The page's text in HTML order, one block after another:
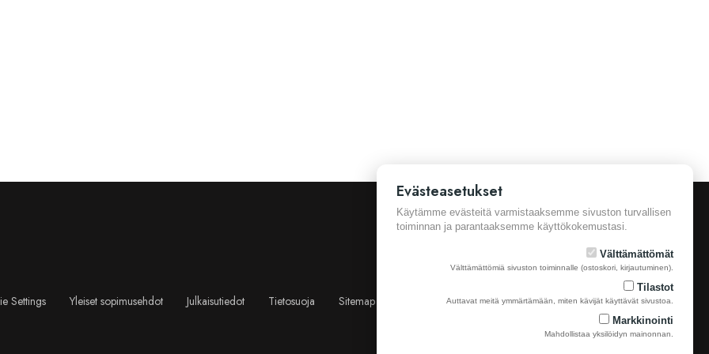
Settings Yleiset sopimusehdot Julkaisutiedot Tietosuoja Sitemap Yhteystiedot
Evästeasetukset
Käytämme evästeitä varmistaaksemme sivuston turvallisen
toiminnan ja parantaaksemme käyttökokemustasi.
Välttämättömät
Välttämättömiä sivuston toiminnalle (ostoskori, kirjautuminen).
Tilastot
Auttavat meitä ymmärtämään, miten kävijät käyttävät sivustoa.
Markkinointi
Mahdollistaa yksilöidyn mainonnan.